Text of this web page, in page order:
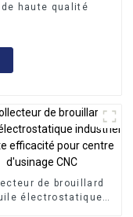
haute qualité
de brouillard
électrostatique